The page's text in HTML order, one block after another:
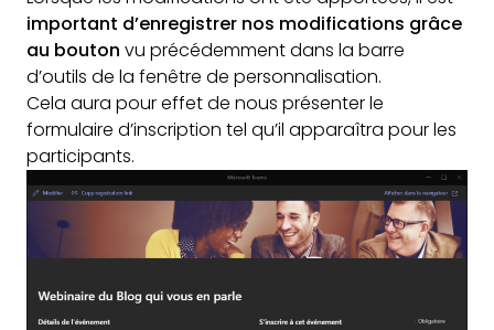
important d’enregistrer nos modifications grâce
au bouton vu précédemment dans la barre
d’outils de la fenêtre de personnalisation.
Cela aura pour effet de nous présenter le
formulaire d’inscription tel qu’il apparaîtra pour les
participants.